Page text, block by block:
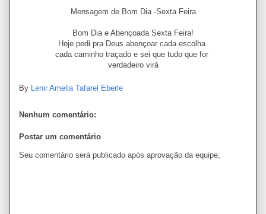
Mensagem de Bom Dia -Sexta Feira
Bom Dia e Abençoada Sexta Feira!
Hoje pedi pra Deus abençoar cada escolha
cada caminho traçado e sei que tudo que for
verdadeiro virá
By Lenir Amelia Tafarel Eberle
Nenhum comentário:
Postar um comentário
Seu comentário será publicado após aprovação da equipe;